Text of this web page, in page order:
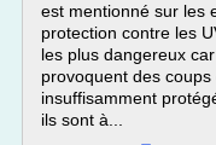
est mentionné sur les
protection contre les
les plus dangereux
provoquent des
insuffisamment
ils sont à...